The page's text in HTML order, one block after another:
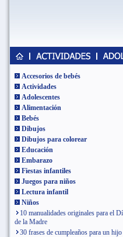
Accesorios de bebés
Actividades
Adolescentes
Alimentación
Bebés
Dibujos
Dibujos para colorear
Educación
Embarazo
Fiestas infantiles
Juegos para niños
Lectura infantil
Niños
10 manualidades originales para el
de la Madre
30 frases de cumpleaños para un hijo